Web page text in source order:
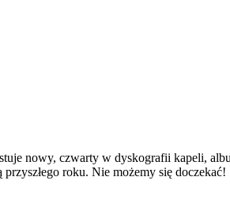
nowy, czwarty w dyskografii kapeli,
roku. Nie możemy się doczekać!